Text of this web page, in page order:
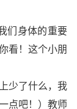
们身体的重要
看！这个小朋
少了什么，我
点吧！）教师